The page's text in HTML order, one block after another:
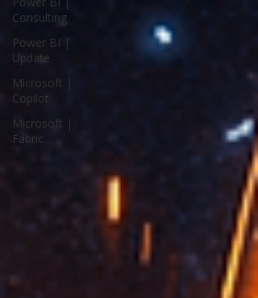
Consulting
Power BI |
Update
Microsoft |
Copilot
Microsoft |
Fabric